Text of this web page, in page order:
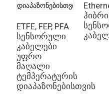
ETFE, FEP, PFA
სენსორული
კაბელები
უფრო
მაღალი
ტემპერატურის
დიაპაზონებისთვის